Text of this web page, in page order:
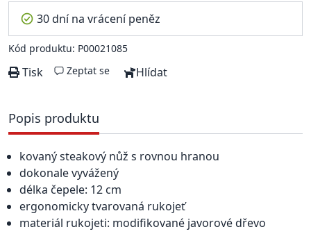
30 dní na vrácení peněz
Kód produktu: P00021085
Tisk Zeptat se Hlídat
Popis produktu
kovaný steakový nůž s rovnou hranou
dokonale vyvážený
délka čepele: 12 cm
ergonomicky tvarovaná rukojeť
materiál rukojeti: modifikované javorové dřevo